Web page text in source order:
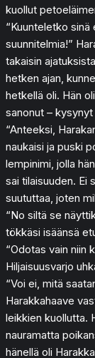
kuollut
“Kuunteletko sinä
suunnitelmia!”
takaisin
hetken ajan,
hetkellä oli. Hän
sanonut –
“Anteeksi,
naukaisi ja puski
lempinimi, jolla
sai tilaisuuden. Ei
suututtaa, joten
“No siltä se
tökkäsi isäänsä
“Odotas vain niin
Hiljaisuusvarjo
“Voi ei, mitä
Harakkahaave
leikkien kuollutta.
nauramatta
hänellä oli